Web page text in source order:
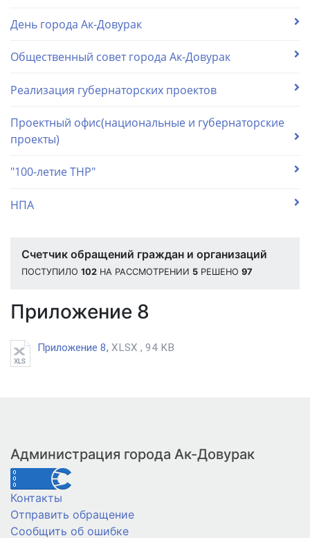
День города Ак-Довурак
Общественный совет города Ак-Довурак
Реализация губернаторских проектов
Проектный офис(национальные и губернаторские
проекты)
"100-летие ТНР"
НПА
Счетчик обращений граждан и организаций
ПОСТУПИЛО 102 НА РАССМОТРЕНИИ 5 РЕШЕНО 97
Приложение 8
Приложение 8, XLSX , 94 KB
Администрация города Ак-Довурак
Контакты
Отправить обращение
Сообщить об ошибке